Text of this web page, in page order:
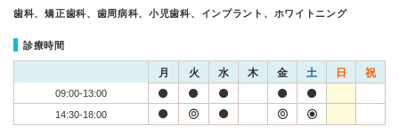
歯科、矯正歯科、歯周病科、小児歯科、インプラント、ホワイトニング
診療時間
月 火 水 木 金 土 日 祝
09:00-13:00
14:30-18:00